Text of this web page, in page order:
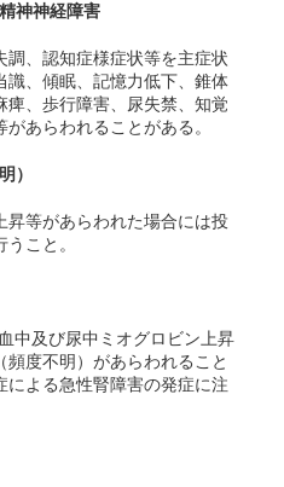
神神経障害
調、認知症様症状等を主症状
識、傾眠、記憶力低下、錐体
、歩行障害、尿失禁、知覚
あらわれることがある。
）
昇等があらわれた場合には投
こと。
中及び尿中ミオグロビン上昇
度不明）があらわれること
よる急性腎障害の発症に注